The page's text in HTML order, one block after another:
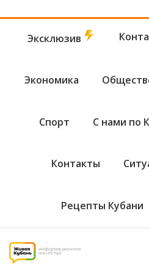
Эксклюзив
Экономика
Спорт С нами по
Контакты
Рецепты Кубани